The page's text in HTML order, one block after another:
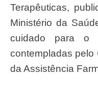
Terapêuticas,
Ministério da
cuidado para o
contempladas pelo
da Assistência